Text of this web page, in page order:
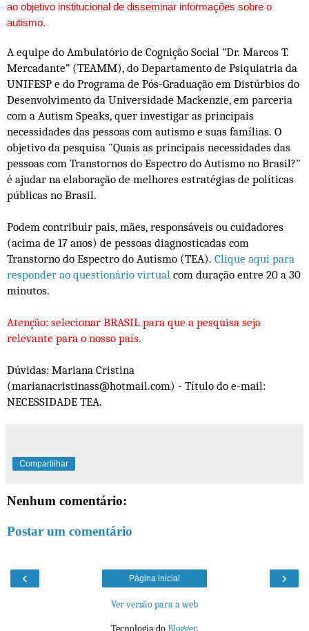
ao objetivo institucional de disseminar informações sobre o
autismo.
A equipe do Ambulatório de Cognição Social “Dr. Marcos T.
Mercadante” (TEAMM), do Departamento de Psiquiatria da
UNIFESP e do Programa de Pós-Graduação em Distúrbios do
Desenvolvimento da Universidade Mackenzie, em parceria
com a Autism Speaks, quer investigar as principais
necessidades das pessoas com autismo e suas famílias. O
objetivo da pesquisa "Quais as principais necessidades das
pessoas com Transtornos do Espectro do Autismo no Brasil?"
é ajudar na elaboração de melhores estratégias de políticas
públicas no Brasil.
Podem contribuir pais, mães, responsáveis ou cuidadores
(acima de 17 anos) de pessoas diagnosticadas com
Transtorno do Espectro do Autismo (TEA). Clique aqui para
responder ao questionário virtual com duração entre 20 a 30
minutos.
Atenção: selecionar BRASIL para que a pesquisa seja
relevante para o nosso país.
Dúvidas: Mariana Cristina
(marianacristinass@hotmail.com) - Título do e-mail:
NECESSIDADE TEA.
Compartilhar
Nenhum comentário:
Postar um comentário
‹ ›
Página inicial
Ver versão para a web